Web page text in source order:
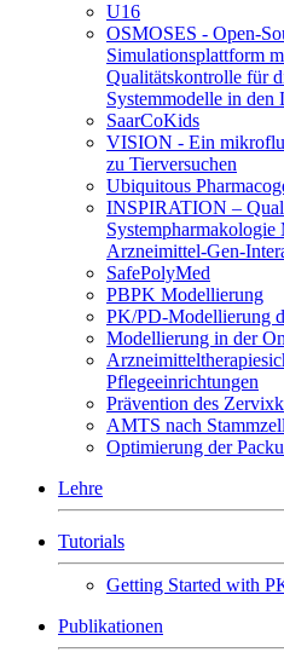
U16
OSMOSES - Open-
Simulationsplattform
Qualitätskontrolle für
Systemmodelle in den
SaarCoKids
VISION - Ein
zu Tierversuchen
Ubiquitous
INSPIRATION –
Arzneimittel-Gen-
SafePolyMed
PBPK Modellierung
PK/PD-Modellierung
Modellierung in der
Pflegeeinrichtungen
Prävention des
AMTS nach
Optimierung der
Lehre
Tutorials
Getting Started with
Publikationen